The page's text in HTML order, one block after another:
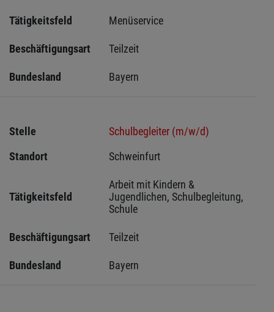
Tätigkeitsfeld Menüservice
Beschäftigungsart Teilzeit
Bundesland Bayern
Stelle
Schulbegleiter (m/w/d)
Standort
Schweinfurt
Tätigkeitsfeld
Arbeit mit Kindern &
Jugendlichen, Schulbegleitung,
Schule
Beschäftigungsart Teilzeit
Bundesland Bayern